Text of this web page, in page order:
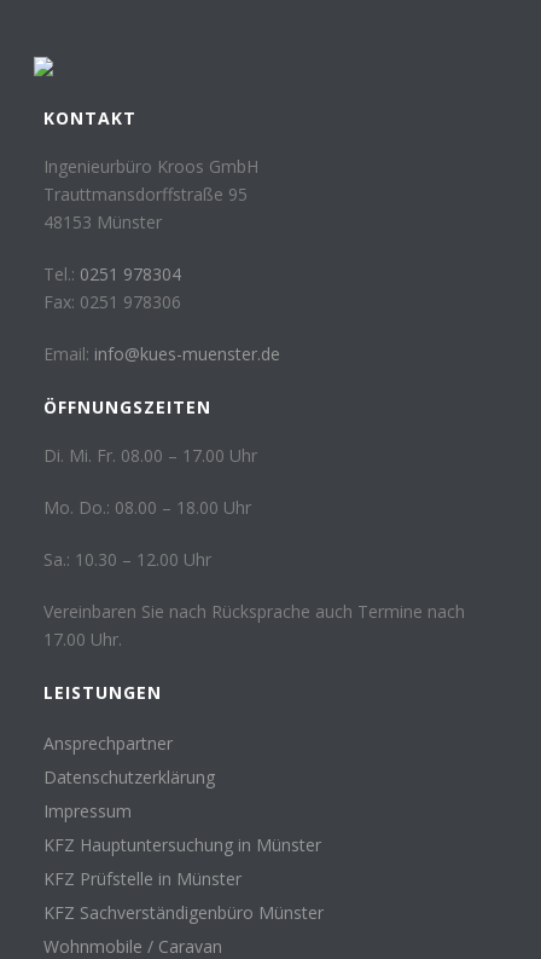
KONTAKT
Ingenieurbüro Kroos GmbH
Trauttmansdorffstraße 95
48153 Münster
Tel.: 0251 978304
Fax: 0251 978306
Email: info@kues-muenster.de
ÖFFNUNGSZEITEN
Di. Mi. Fr. 08.00 – 17.00 Uhr
Mo. Do.: 08.00 – 18.00 Uhr
Sa.: 10.30 – 12.00 Uhr
Vereinbaren Sie nach Rücksprache auch Termine nach
17.00 Uhr.
LEISTUNGEN
Ansprechpartner
Datenschutzerklärung
Impressum
KFZ Hauptuntersuchung in Münster
KFZ Prüfstelle in Münster
KFZ Sachverständigenbüro Münster
Wohnmobile / Caravan